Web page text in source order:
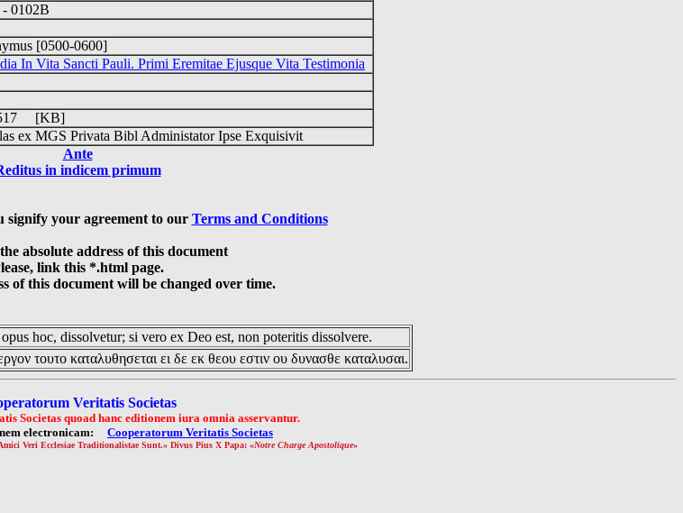
0102B
[0500-0600]
In Vita Sancti Pauli. Primi Eremitae Ejusque Vita Testimonia
[KB]
ex MGS Privata Bibl Administator Ipse Exquisivit
Ante
in indicem primum
signify your agreement to our Terms and Conditions
absolute address of this document
link this *.html page.
of this document will be changed over time.
hoc, dissolvetur; si vero ex Deo est, non poteritis dissolvere.
τουτο καταλυθησεται ει δε εκ θεου εστιν ου δυνασθε καταλυσαι.
Veritatis Societas
Societas quoad hanc editionem iura omnia asservantur.
electronicam: Cooperatorum Veritatis Societas
Veri Ecclesiae Traditionalistae Sunt.» Divus Pius X Papa: «Notre Charge Apostolique»